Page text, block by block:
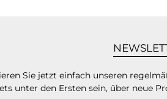
Sie jetzt einfach unseren
unter den Ersten sein, über neue